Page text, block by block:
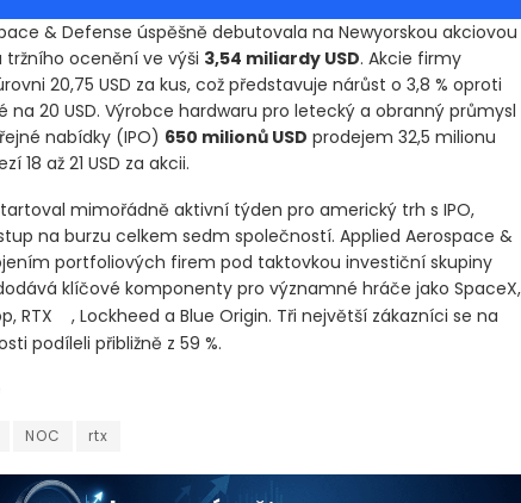
& Defense úspěšně debutovala na Newyorskou akciovou
tržního ocenění ve výši 3,54 miliardy USD. Akcie firmy
20,75 USD za kus, což představuje nárůst o 3,8 % oproti
20 USD. Výrobce hardwaru pro letecký a obranný průmysl
nabídky (IPO) 650 milionů USD prodejem 32,5 milionu
18 až 21 USD za akcii.
mimořádně aktivní týden pro americký trh s IPO,
na burzu celkem sedm společností. Applied Aerospace &
portfoliových firem pod taktovkou investiční skupiny
klíčové komponenty pro významné hráče jako SpaceX,
RTX -0,45 % , Lockheed a Blue Origin. Tři největší zákazníci
podíleli přibližně z 59 %.
& Defense úspěšně debutovala na Newyorskou
& Defense úspěšně debutovala na Newyorskou
NOC rtx